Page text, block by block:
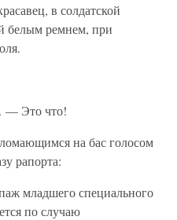
в солдатской
белым ремнем, при
— Это что!
на бас голосом
рапорта:
младшего специального
по случаю